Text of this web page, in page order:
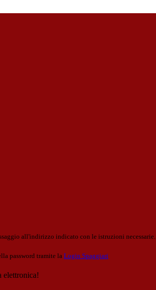
all'indirizzo indicato con le istruzioni necessarie.
password tramite la Login Spaggiari
elettronica!